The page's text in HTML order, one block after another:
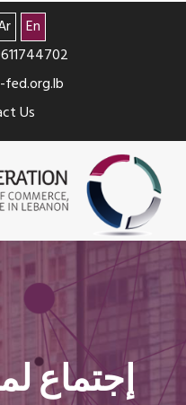
En
Us
إجتماع